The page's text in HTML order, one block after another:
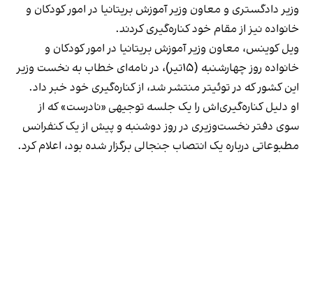
وزیر دادگستری و معاون وزیر آموزش بریتانیا در امور کودکان و
خانواده نیز از مقام خود کناره‌گیری کردند.
ویل کوینس، معاون وزیر آموزش بریتانیا در امور کودکان و
خانواده روز چهارشنبه (۱۵تیر)، در نامه‌ای خطاب به نخست وزیر
این کشور که در توئیتر منتشر شد، از کناره‌گیری خود خبر داد.
او دلیل کناره‌گیری‌اش را یک جلسه توجیهی «نادرست» که از
سوی دفتر نخست‌وزیری در روز دوشنبه و پیش از یک کنفرانس
مطبوعاتی درباره یک انتصاب جنجالی برگزار شده بود، اعلام کرد.